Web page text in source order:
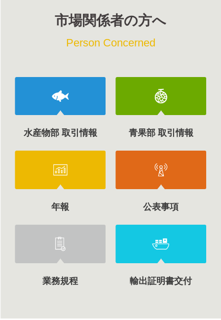
市場関係者の方へ
Person Concerned
水産物部 取引情報 青果部 取引情報
年報 公表事項
業務規程 輸出証明書交付